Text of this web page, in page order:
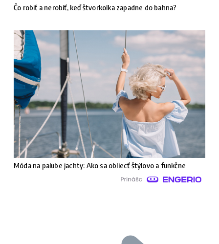
Čo robiť a nerobiť, keď štvorkolka zapadne do bahna?
Móda na palube jachty: Ako sa obliecť štýlovo a funkčne